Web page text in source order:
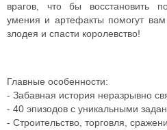
врагов, что бы восстановить
умения и артефакты помогут вам
злодея и спасти королевство!
Главные особенности:
- Забавная история неразрывно
- 40 эпизодов с уникальными
- Строительство, торговля,